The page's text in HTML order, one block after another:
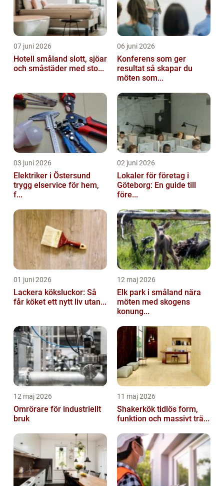
07 juni 2026
Hotell småland slott, sjöar
och småstäder med sto...
06 juni 2026
Konferens som ger
resultat så skapar du
möten som...
03 juni 2026
Elektriker i Östersund
trygg elservice för hem,
f...
02 juni 2026
Lokaler för företag i
Göteborg: En guide till
före...
01 juni 2026
Lackera köksluckor: Så
får köket ett nytt liv utan...
12 maj 2026
Elk park i småland nära
möten med skogens
konung...
12 maj 2026
Omrörare för industriellt
bruk
11 maj 2026
Shakerkök tidlös form,
funktion och massivt trä...